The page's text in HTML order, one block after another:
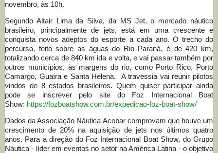
novembro, às 10h.
Segundo Altair Lima da Silva, da MS Jet, o mercado náutico
brasileiro, principalmente de jets, está em uma crescente e
conquista novos adeptos do esporte a cada ano. O trecho do
percurso, feito sobre as águas do Rio Paraná, é de 420 km,
totalizando cerca de 840 km ida e volta, e vai passar também por
outros municípios, às margens do rio, como Porto Rico, Porto
Camargo, Guaíra e Santa Helena. A travessia vai reunir pilotos
vindos de 8 estados brasileiros. Quem quiser participar ainda
pode se inscrever pelo site do Foz Internacional Boat
Show: https://fozboatshow.com.br/expedicao-foz-boat-show/
Dados da Associação Náutica Acobar comprovam que houve um
crescimento de 20% na aquisição de jets nos últimos quatro
anos. Para a direção do Foz Internacional Boat Show, do Grupo
Náutica - líder em eventos no setor na América Latina - o objetivo